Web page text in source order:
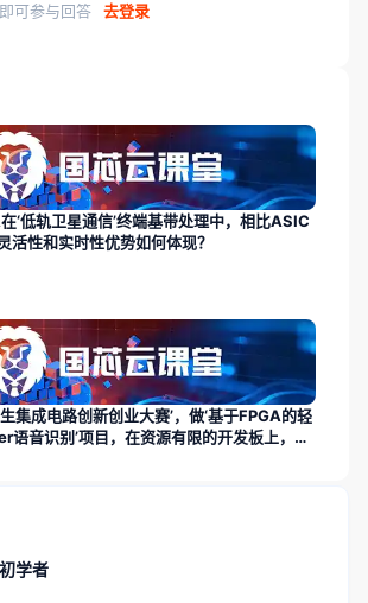
可参与回答 去登录
‘低轨卫星通信’终端基带处理中，相比ASIC
活性和实时性优势如何体现？
集成电路创新创业大赛’，做‘基于FPGA的轻
音识别’项目，在资源有限的开发板上，如
学者